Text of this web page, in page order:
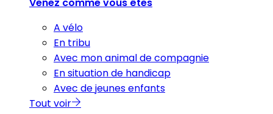
A vélo
En tribu
Avec mon animal de compagnie
En situation de handicap
Avec de jeunes enfants
Tout voir